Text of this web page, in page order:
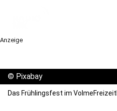
Anzeige
© Pixabay
Das Frühlingsfest im